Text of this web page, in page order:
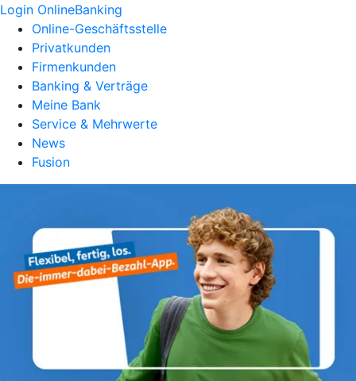
Login OnlineBanking
Online-Geschäftsstelle
Privatkunden
Firmenkunden
Banking & Verträge
Meine Bank
Service & Mehrwerte
News
Fusion